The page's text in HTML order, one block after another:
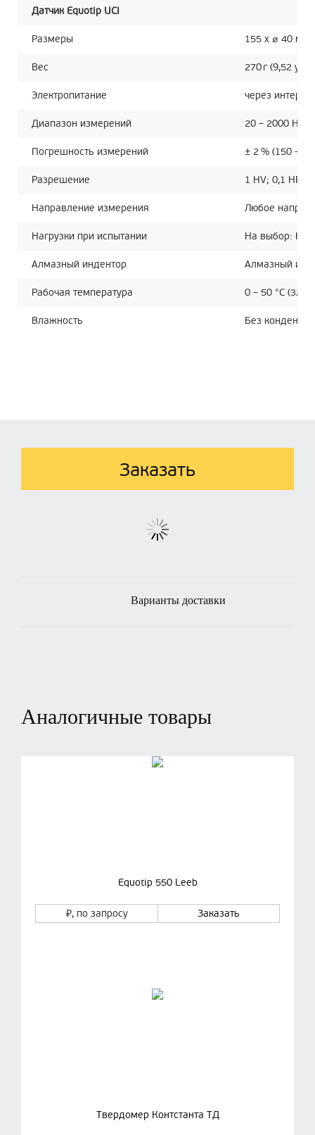
Датчик Equotip UCI
Размеры 155 x ø 40 мм
Вес 270 г (9,52
Электропитание через
Диапазон измерений 20 – 2000 HV
Погрешность измерений ± 2 % (150 –
Разрешение 1 HV; 0,1 HRC
Направление измерения Любое
Нагрузки при испытании На выбор:
Алмазный индентор Алмазный
Рабочая температура 0 – 50 °C (32 –
Влажность Без
Заказать
Варианты доставки
Аналогичные товары
Equotip 550 Leeb
₽, по запросу Заказать
Твердомер Контстанта ТД